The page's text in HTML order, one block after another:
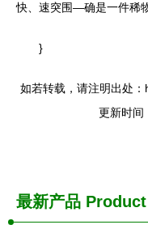
快、速突围—确是一件稀
}
如若转载，请注明出处
更新时间
最新产品 Product